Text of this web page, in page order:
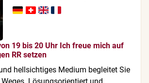
19 bis 20 Uhr Ich freue mich auf
RR setzen
hellsichtiges Medium begleitet Sie